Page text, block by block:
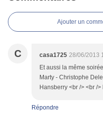
Ajouter un
C casa1725 28/06/2013
Et aussi la même
Marty - Christophe
Hansberry <br /> <br /
Répondre